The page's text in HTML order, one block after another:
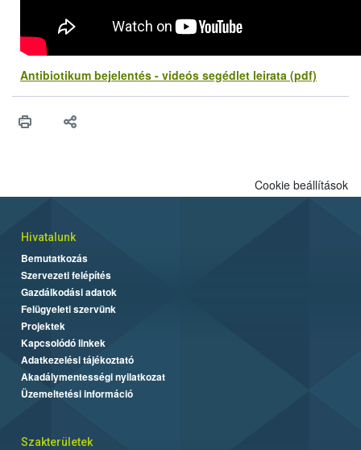
Antibiotikum bejelentés - videós segédlet leirata (pdf)
Cookie beállítások
Hivatalunk
Bemutatkozás
Szervezeti felépítés
Gazdálkodási adatok
Felügyeleti szervünk
Projektek
Kapcsolódó linkek
Adatkezelési tájékoztató
Akadálymentességi nyilatkozat
Üzemeltetési információ
Szakterületek